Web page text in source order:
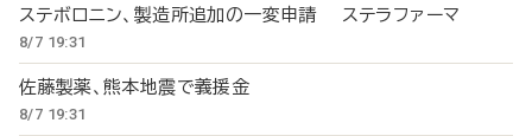
ステボロニン、製造所追加の一変申請 ステラファーマ
8/7 19:31
佐藤製薬、熊本地震で義援金
8/7 19:31